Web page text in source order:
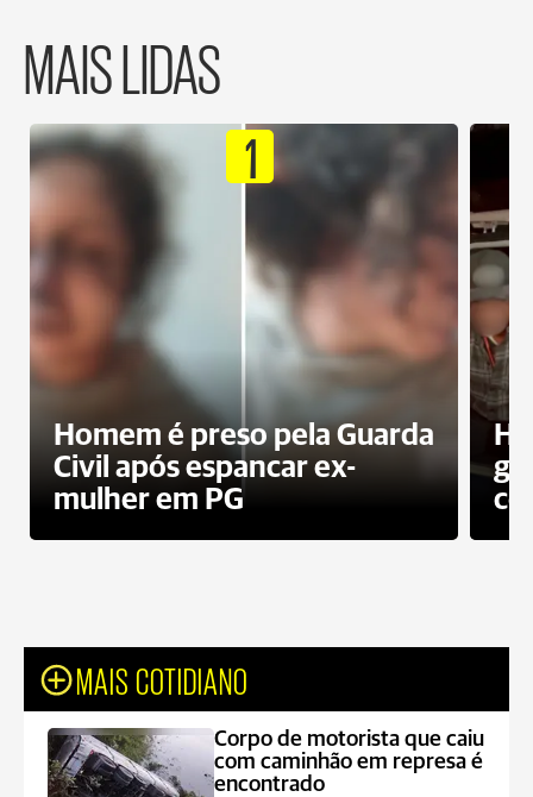
MAIS LIDAS
1
Homem é preso pela Guarda
Civil após espancar ex-
mulher em PG
MAIS COTIDIANO
Corpo de motorista que caiu
com caminhão em represa é
encontrado